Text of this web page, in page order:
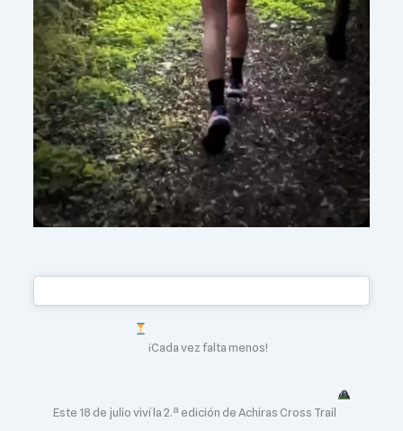
¡Cada vez falta menos!
Este 18 de julio viví la 2.ª edición de Achiras Cross Trail